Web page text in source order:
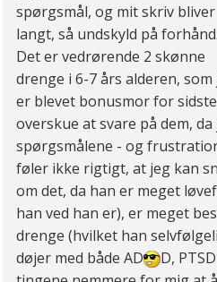
spørgsmål, og mit skriv bliver
langt, så undskyld på forhånd.
Det er vedrørende 2 skønne
drenge i 6-7 års alderen, som
er blevet bonusmor for
overskue at svare på dem,
spørgsmålene - og
føler ikke rigtigt, at jeg kan
om det, da han er meget
han ved han er), er meget
drenge (hvilket han
døjer med både AD
D,